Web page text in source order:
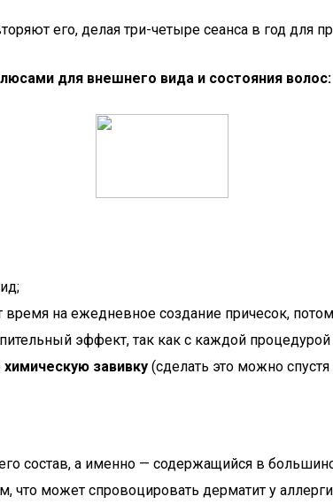
его, делая три-четыре сеанса в год для
для внешнего вида и состояния волос:
на ежедневное создание причесок,
эффект, так как с каждой
химическую завивку (сделать это можно
состав, а именно — содержащийся в
что может спровоцировать дерматит у